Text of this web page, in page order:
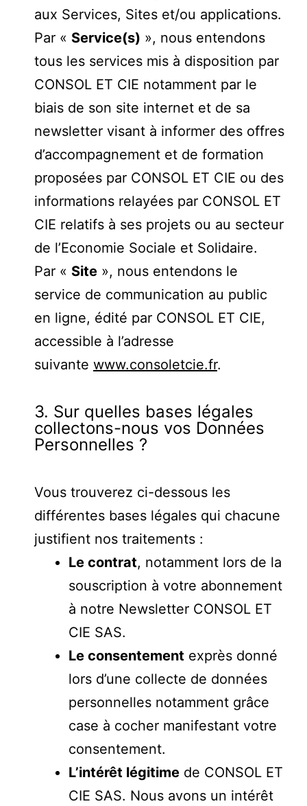
aux Services, Sites et/ou applications.
Par « Service(s) », nous entendons
tous les services mis à disposition par
CONSOL ET CIE notamment par le
biais de son site internet et de sa
newsletter visant à informer des offres
d’accompagnement et de formation
proposées par CONSOL ET CIE ou des
informations relayées par CONSOL ET
CIE relatifs à ses projets ou au secteur
de l’Economie Sociale et Solidaire.
Par « Site », nous entendons le
service de communication au public
en ligne, édité par CONSOL ET CIE,
accessible à l’adresse
suivante www.consoletcie.fr.
3. Sur quelles bases légales
collectons-nous vos Données
Personnelles ?
Vous trouverez ci-dessous les
différentes bases légales qui chacune
justifient nos traitements :
Le contrat, notamment lors de la
souscription à votre abonnement
à notre Newsletter CONSOL ET
CIE SAS.
Le consentement exprès donné
lors d’une collecte de données
personnelles notamment grâce
case à cocher manifestant votre
consentement.
L’intérêt légitime de CONSOL ET
CIE SAS. Nous avons un intérêt